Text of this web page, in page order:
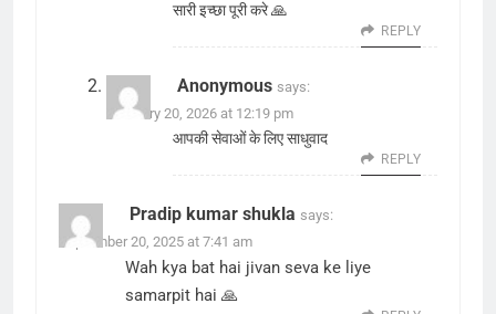
सारी इच्छा पूरी करे 🙏
REPLY
Anonymous says:
February 20, 2026 at 12:19 pm
आपकी सेवाओं के लिए साधुवाद
REPLY
Pradip kumar shukla says:
September 20, 2025 at 7:41 am
Wah kya bat hai jivan seva ke liye
samarpit hai 🙏